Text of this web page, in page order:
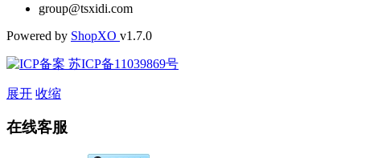
group@tsxidi.com
Powered by ShopXO v1.7.0
苏ICP备11039869号
展开 收缩
在线客服